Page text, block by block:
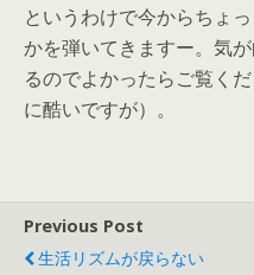
というわけで今からちょ
かを弾いてきますー。気
るのでよかったらご覧く
に酷いですが）。
Previous Post
生活リズムが戻らない